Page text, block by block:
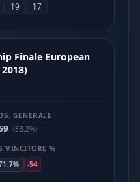
19 17
Finale European
GENERALE
(33.2%)
VINCITORE %
-54